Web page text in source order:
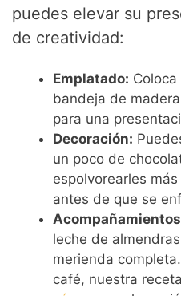
puedes elevar su
de creatividad:
Emplatado:
bandeja de
para una
Decoración:
un poco de
espolvorearles
antes de que se
leche de
merienda
café, nuestra